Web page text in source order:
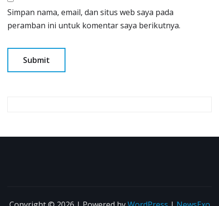
Simpan nama, email, dan situs web saya pada
peramban ini untuk komentar saya berikutnya.